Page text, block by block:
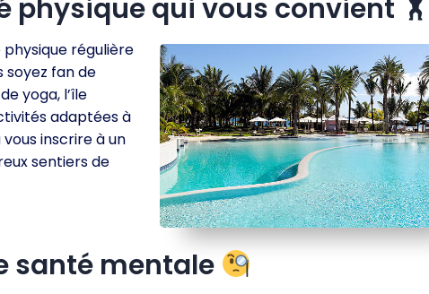
physique qui vous convient 🏋
régulière
soyez fan de
yoga, l’île
adaptées à
vous inscrire à un
sentiers de
santé mentale